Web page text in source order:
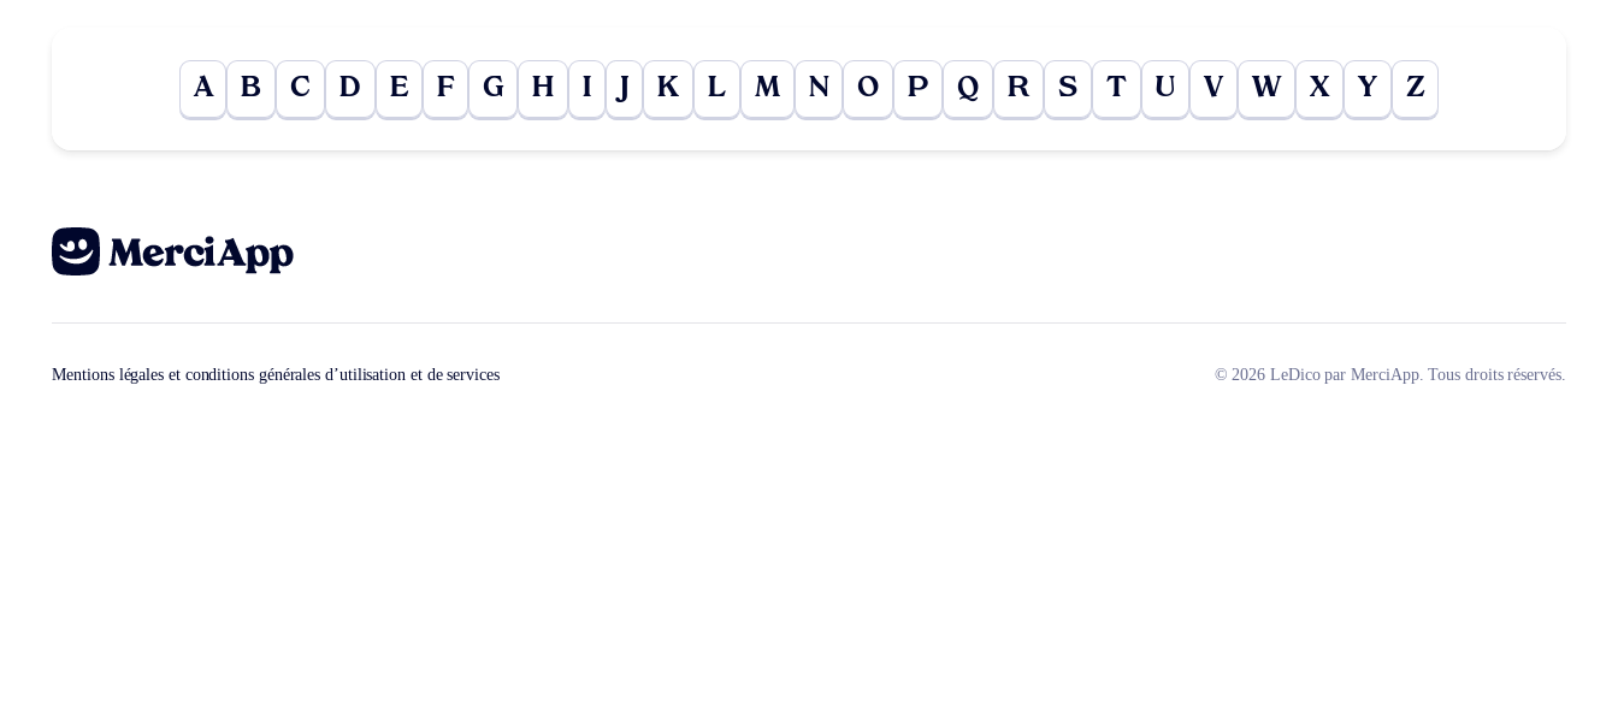
A B C D E F G H I K L M N O P Q R S T U V W X Y Z
Mentions légales et conditions générales d’utilisation et de services © 2026 LeDico par MerciApp. Tous droits réservés.